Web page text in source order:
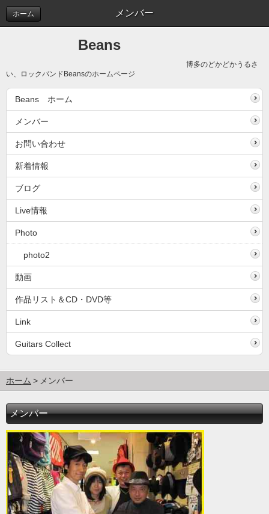
メンバー
ホーム
Beans
博多のどかどかうるさ
い、ロックバンドBeansのホームページ
Beans ホーム
メンバー
お問い合わせ
新着情報
ブログ
Live情報
Photo
photo2
動画
作品リスト＆CD・DVD等
Link
Guitars Collect
ホーム メンバー
メンバー